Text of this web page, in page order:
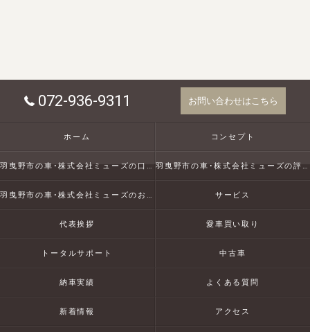
072-936-9311 お問い合わせはこちら
ホーム コンセプト
羽曳野市の車･株式会社ミューズの口コミ情報 羽曳野市の車･株式会社ミューズの評判
羽曳野市の車･株式会社ミューズのお客様の声 サービス
代表挨拶 愛車買い取り
トータルサポート 中古車
納車実績 よくある質問
新着情報 アクセス